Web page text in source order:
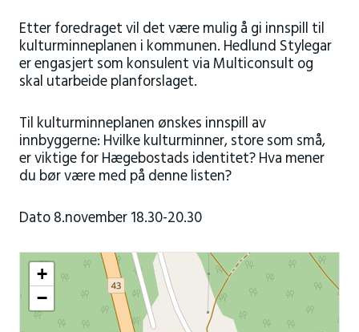
Etter foredraget vil det være mulig å gi innspill til
kulturminneplanen i kommunen. Hedlund Stylegar
er engasjert som konsulent via Multiconsult og
skal utarbeide planforslaget.
Til kulturminneplanen ønskes innspill av
innbyggerne: Hvilke kulturminner, store som små,
er viktige for Hægebostads identitet? Hva mener
du bør være med på denne listen?
Dato 8.november 18.30-20.30
+
−